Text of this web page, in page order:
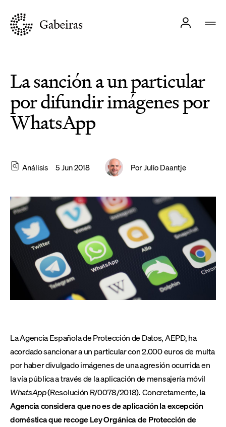
La sanción a un particular
por difundir imágenes por
WhatsApp
Análisis 5 Jun 2018 PorJulio Daantje
La Agencia Española de Protección de Datos, AEPD, ha
acordado sancionar a un particular con 2.000 euros de multa
por haber divulgado imágenes de una agresión ocurrida en
la vía pública a través de la aplicación de mensajería móvil
WhatsApp(Resolución R/0078/2018). Concretamente,la
Agencia considera que no es de aplicación la excepción
doméstica que recoge Ley Orgánica de Protección de